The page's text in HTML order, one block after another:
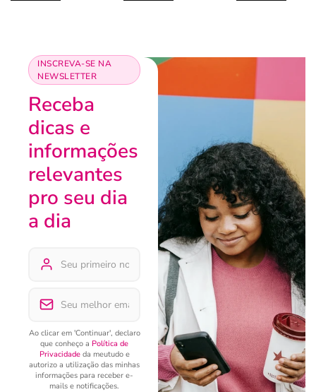
INSCREVA-SE NA
NEWSLETTER
Receba
dicas e
informações
relevantes
pro seu dia
a dia
Ao clicar em 'Continuar', declaro
que conheço a Política de
Privacidadeda meutudo e
autorizo a utilização das minhas
informações para receber e-
mails e notificações.